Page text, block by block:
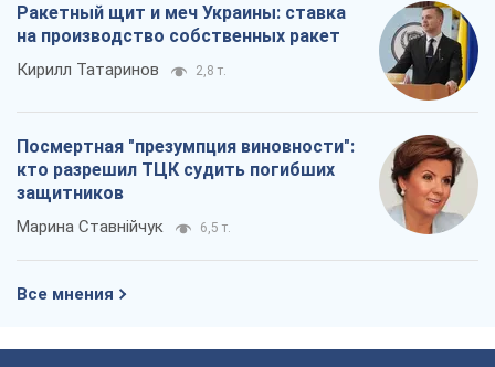
Ракетный щит и меч Украины: ставка
на производство собственных ракет
Кирилл Татаринов 2,8 т.
Посмертная "презумпция виновности":
кто разрешил ТЦК судить погибших
защитников
Марина Ставнійчук 6,5 т.
Все мнения